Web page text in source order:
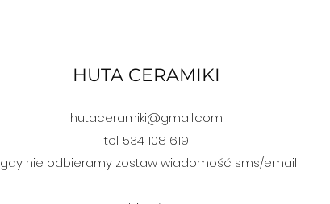
HUTA CERAMIKI
hutaceramiki@gmail.com
tel. 534 108 619
gdy nie odbieramy zostaw wiadomość sms/email